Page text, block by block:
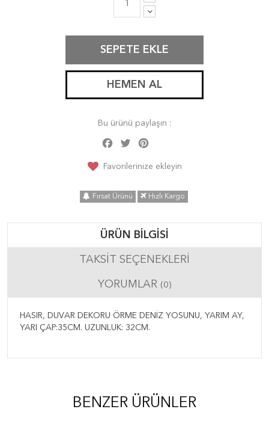
SEPETE EKLE
HEMEN AL
Bu ürünü paylaşın :
Facebook
Twitter
Favorilerinize ekleyin
Fırsat Ürünü Hızlı Kargo
ÜRÜN BILGISI
TAKSIT SEÇENEKLERI
YORUMLAR (0)
HASIR, DUVAR DEKORU ÖRME DENİZ YOSUNU, YARIM AY,
YARI ÇAP:35CM. UZUNLUK: 32CM.
BENZER ÜRÜNLER